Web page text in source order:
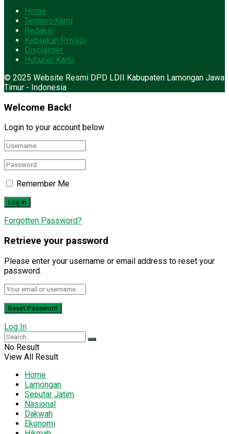
Home
Tentang Kami
Redaksi
Kebijakan Privasi
Disclaimer
Hubungi Kami
© 2025 Website Resmi DPD LDII Kabupaten Lamongan Jawa
Timur - Indonesia
Welcome Back!
Login to your account below
Remember Me
Forgotten Password?
Retrieve your password
Please enter your username or email address to reset your
password.
Log In
No Result
View All Result
Home
Lamongan
Seputar Jatim
Nasional
Dakwah
Ekonomi